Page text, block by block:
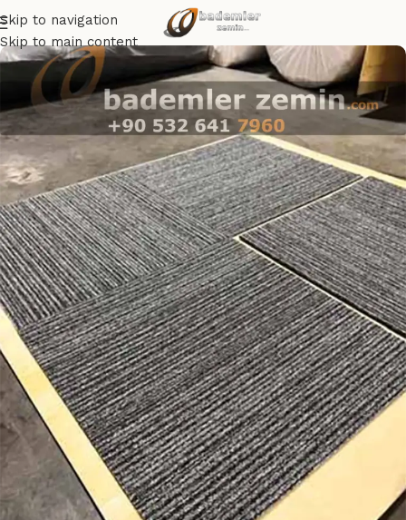
Skip to navigation
Skip to main content